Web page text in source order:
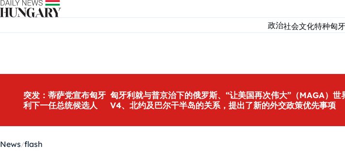
Skip to content
政治社会文化特种匈
突发：蒂萨党宣布匈牙
利下一任总统候选人
匈牙利就与普京治下的俄罗斯、“让美国再次伟大”（MAGA）世
V4、北约及巴尔干半岛的关系，提出了新的外交政策优先事项
News flash